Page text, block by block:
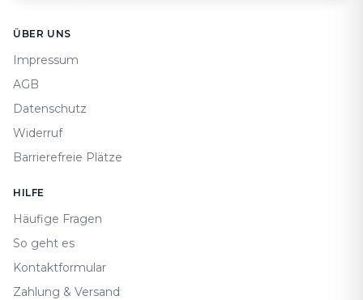
ÜBER UNS
Impressum
AGB
Datenschutz
Widerruf
Barrierefreie Plätze
HILFE
Häufige Fragen
So geht es
Kontaktformular
Zahlung & Versand